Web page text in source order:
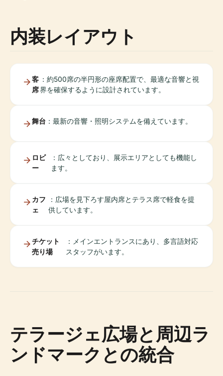
内装レイアウト
客
席
：約500席の半円形の座席配置で、最適な音響と視
界を確保するように設計されています。
舞台 ：最新の音響・照明システムを備えています。
ロビ
ー
：広々としており、展示エリアとしても機能し
ます。
カフ
ェ
：広場を見下ろす屋内席とテラス席で軽食を提
供しています。
チケット
売り場
：メインエントランスにあり、多言語対応
スタッフがいます。
テラージェ広場と周辺ラ
ンドマークとの統合